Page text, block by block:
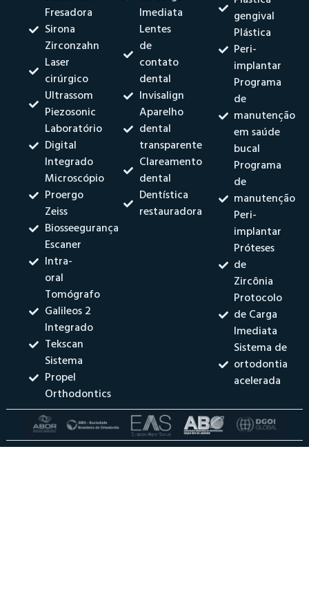
Fresadora
Sirona
Zirconzahn
Laser
cirúrgico
Ultrassom
Piezosonic
Laboratório
Digital
Integrado
Microscópio
Proergo
Zeiss
Biosseegurança
Escaner
Intra-
oral
Tomógrafo
Galileos 2
Integrado
Tekscan
Sistema
Propel
Orthodontics
Imediata
Lentes
de
contato
dental
Invisalign
Aparelho
dental
transparente
Clareamento
dental
Dentística
restauradora
gengival
Plástica
Peri-
implantar
Programa
de
manutenção
em saúde
bucal
Programa
de
manutenção
Peri-
implantar
Próteses
de
Zircônia
Protocolo
de Carga
Imediata
Sistema de
ortodontia
acelerada